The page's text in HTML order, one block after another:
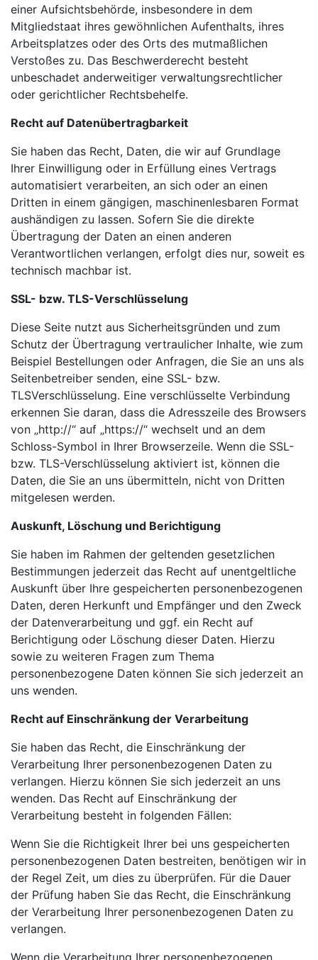
einer Aufsichtsbehörde, insbesondere in dem
Mitgliedstaat ihres gewöhnlichen Aufenthalts, ihres
Arbeitsplatzes oder des Orts des mutmaßlichen
Verstoßes zu. Das Beschwerderecht besteht
unbeschadet anderweitiger verwaltungsrechtlicher
oder gerichtlicher Rechtsbehelfe.
Recht auf Datenübertragbarkeit
Sie haben das Recht, Daten, die wir auf Grundlage
Ihrer Einwilligung oder in Erfüllung eines Vertrags
automatisiert verarbeiten, an sich oder an einen
Dritten in einem gängigen, maschinenlesbaren Format
aushändigen zu lassen. Sofern Sie die direkte
Übertragung der Daten an einen anderen
Verantwortlichen verlangen, erfolgt dies nur, soweit es
technisch machbar ist.
SSL- bzw. TLS-Verschlüsselung
Diese Seite nutzt aus Sicherheitsgründen und zum
Schutz der Übertragung vertraulicher Inhalte, wie zum
Beispiel Bestellungen oder Anfragen, die Sie an uns als
Seitenbetreiber senden, eine SSL- bzw.
TLSVerschlüsselung. Eine verschlüsselte Verbindung
erkennen Sie daran, dass die Adresszeile des Browsers
von „http://“ auf „https://“ wechselt und an dem
Schloss-Symbol in Ihrer Browserzeile. Wenn die SSL-
bzw. TLS-Verschlüsselung aktiviert ist, können die
Daten, die Sie an uns übermitteln, nicht von Dritten
mitgelesen werden.
Auskunft, Löschung und Berichtigung
Sie haben im Rahmen der geltenden gesetzlichen
Bestimmungen jederzeit das Recht auf unentgeltliche
Auskunft über Ihre gespeicherten personenbezogenen
Daten, deren Herkunft und Empfänger und den Zweck
der Datenverarbeitung und ggf. ein Recht auf
Berichtigung oder Löschung dieser Daten. Hierzu
sowie zu weiteren Fragen zum Thema
personenbezogene Daten können Sie sich jederzeit an
uns wenden.
Recht auf Einschränkung der Verarbeitung
Sie haben das Recht, die Einschränkung der
Verarbeitung Ihrer personenbezogenen Daten zu
verlangen. Hierzu können Sie sich jederzeit an uns
wenden. Das Recht auf Einschränkung der
Verarbeitung besteht in folgenden Fällen:
Wenn Sie die Richtigkeit Ihrer bei uns gespeicherten
personenbezogenen Daten bestreiten, benötigen wir in
der Regel Zeit, um dies zu überprüfen. Für die Dauer
der Prüfung haben Sie das Recht, die Einschränkung
der Verarbeitung Ihrer personenbezogenen Daten zu
verlangen.
Wenn die Verarbeitung Ihrer personenbezogenen